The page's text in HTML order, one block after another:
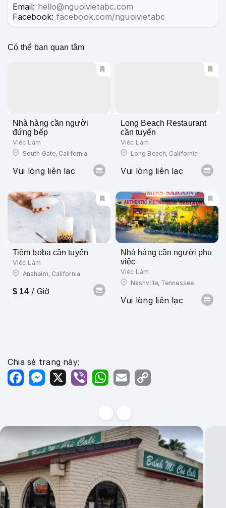
Email: hello@nguoivietabc.com
Facebook: facebook.com/nguoivietabc
Có thể bạn quan tâm
Nhà hàng cần người
đứng bếp
Việc Làm
South Gate, California
Vui lòng liên lạc
Long Beach Restaurant
cần tuyển
Việc Làm
Long Beach, California
Vui lòng liên lạc
Tiệm boba cần tuyển
Việc Làm
Anaheim, California
$ 14/ Giờ
Nhà hàng cần người phụ
việc
Việc Làm
Nashville, Tennessee
Vui lòng liên lạc
Chia sẻ trang này:
FacebookMessenger
X Viber WhatsApp
Email